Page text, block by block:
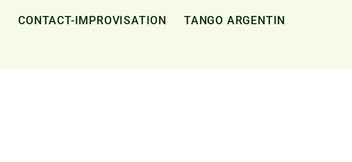
CONTACT-IMPROVISATION TANGO ARGENTIN